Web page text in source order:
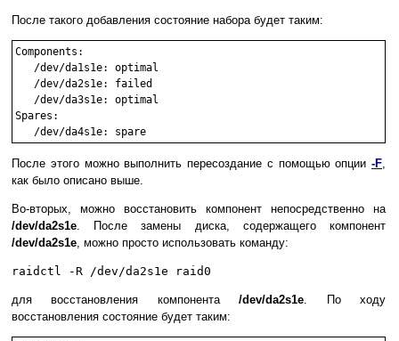
После такого добавления состояние набора будет таким:
Components:
   /dev/da1s1e: optimal
   /dev/da2s1e: failed
   /dev/da3s1e: optimal
Spares:
После этого можно выполнить пересоздание с помощью опции -F,
как было описано выше.
Во-вторых, можно восстановить компонент непосредственно на
/dev/da2s1e. После замены диска, содержащего компонент
/dev/da2s1e, можно просто использовать команду:
raidctl -R /dev/da2s1e raid0
для восстановления компонента/dev/da2s1e. По ходу
восстановления состояние будет таким: